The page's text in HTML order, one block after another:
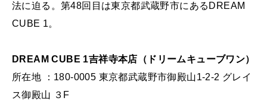
法に迫る。第48回目は東京都武蔵野市にあるDREAM
CUBE 1。
DREAM CUBE 1吉祥寺本店（ドリームキューブワン）
所在地 ：180-0005 東京都武蔵野市御殿山1-2-2 グレイ
ス御殿山 ３F